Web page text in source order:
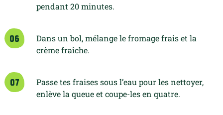
pendant 20 minutes.
06 Dans un bol, mélange le fromagefrais et la
crème fraîche.
07
Passe tes fraises sous l’eau pour les nettoyer,
enlève la queue et coupe-les en quatre.